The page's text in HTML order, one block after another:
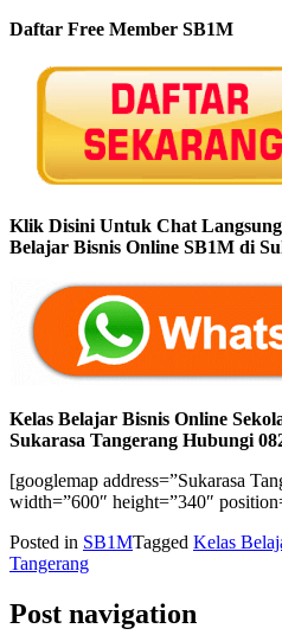
Daftar Free Member SB1M
Klik Disini Untuk Chat
Belajar Bisnis Online SB1M di
Kelas Belajar Bisnis Online
Sukarasa Tangerang Hubungi
[googlemap address=”Sukarasa
width=”600″ height=”340″
Posted in SB1MTagged Kelas
Tangerang
Post navigation